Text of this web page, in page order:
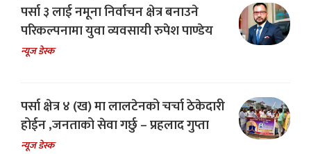
पर्सा ३ लाई नमूना निर्वाचन क्षेत्र बनाउने
परिकल्पनामा युवा व्यवसायी रुपेश पाण्डेय
न्यूज डेस्क
पर्सा क्षेत्र ४ (ख) मा लालटेनको चर्चा ठेकेदारी
होईन ,जनताको सेवा गर्छु – प्रहलाद गुप्ता
न्यूज डेस्क